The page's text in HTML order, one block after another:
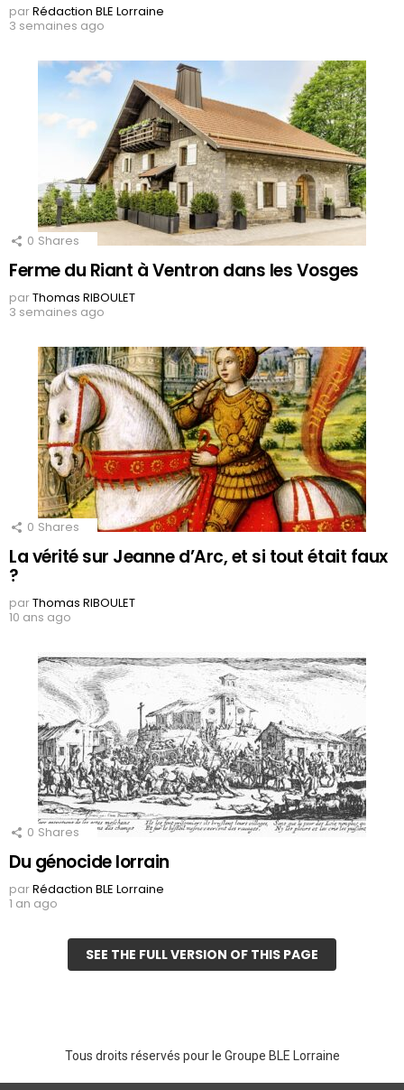
parRédaction BLE Lorraine
3 semaines ago
0 Shares
Ferme du Riant à Ventron dans les Vosges
parThomas RIBOULET
3 semaines ago
0 Shares
La vérité sur Jeanne d’Arc, et si tout était faux
?
parThomas RIBOULET
10 ans ago
0 Shares
Du génocide lorrain
parRédaction BLE Lorraine
1 an ago
SEE THE FULL VERSION OF THIS PAGE
Tous droits réservés pour le Groupe BLE Lorraine